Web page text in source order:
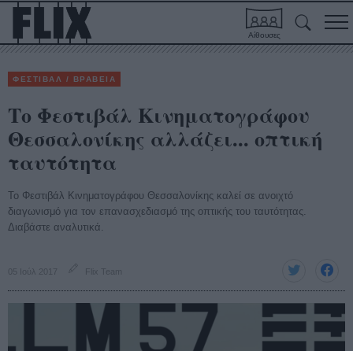
Αίθουσες
ΦΕΣΤΙΒΑΛ / ΒΡΑΒΕΙΑ
Το Φεστιβάλ Κινηματογράφου
Θεσσαλονίκης αλλάζει... οπτική
ταυτότητα
Το Φεστιβάλ Κινηματογράφου Θεσσαλονίκης καλεί σε ανοιχτό
διαγωνισμό για τον επανασχεδιασμό της οπτικής του ταυτότητας.
Διαβάστε αναλυτικά.
05 Ιούλ 2017 Flix Team